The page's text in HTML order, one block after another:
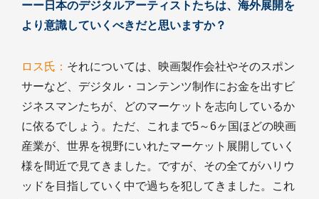
ーー日本のデジタルアーティストたちは、海外展開を
より意識していくべきだと思いますか？
ロス氏： それについては、映画製作会社やそのスポン
サーなど、デジタル・コンテンツ制作にお金を出すビ
ジネスマンたちが、どのマーケットを志向しているか
に依るでしょう。ただ、これまで5～6ヶ国ほどの映画
産業が、世界を視野にいれたマーケット展開していく
様を間近で見てきました。ですが、その全てがハリウ
ッドを目指していく中で過ちを犯してきました。これ